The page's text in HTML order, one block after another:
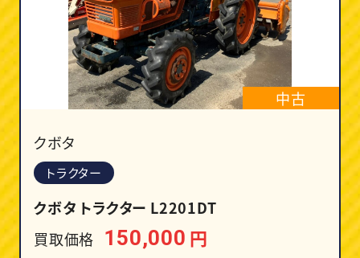
中古
クボタ
トラクター
クボタ トラクター L2201DT
買取価格 150,000 円